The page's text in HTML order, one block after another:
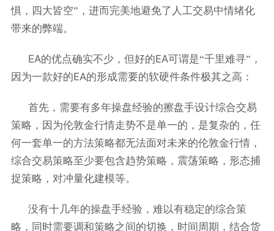
惧，四大皆空”，进而完美地避免了人工交易中情绪化
带来的弊端。
EA的优点确实不少，但好的EA可谓是“千里难寻”，
因为一款好的EA的形成需要的软硬件条件极其之高：
首先，需要有多年操盘经验的擦盘手设计综合交易
策略，因为伦敦金行情走势不是单一的，是复杂的，任
何一套单一的方法策略都无法面对未来的伦敦金行情，
综合交易策略至少要包含趋势策略，震荡策略，形态捕
捉策略，对冲量化建模等。
没有十几年的操盘手经验，难以有稳定的综合策
略，同时需要调和策略之间的切换，时间周期，结合货